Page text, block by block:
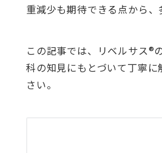
重減少も期待できる点から、
この記事では、リベルサス®
科の知見にもとづいて丁寧
さい。